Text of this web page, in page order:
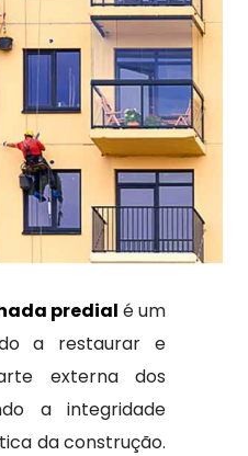
predial é um
a restaurar e
externa dos
a integridade
da construção.